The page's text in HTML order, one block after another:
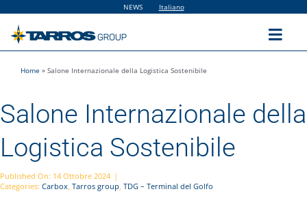
contenuto
NEWS Italiano
Home
The Group
Home » Salone Internazionale della Logistica Sostenibile
Salone Internazionale della
Logistica Sostenibile
Published On: 14 Ottobre 2024 |
Categories: Carbox, Tarros group, TDG – Terminal del Golfo